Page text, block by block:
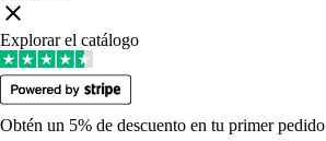
Explorar el catálogo
Obtén un 5% de descuento en tu primer pedido